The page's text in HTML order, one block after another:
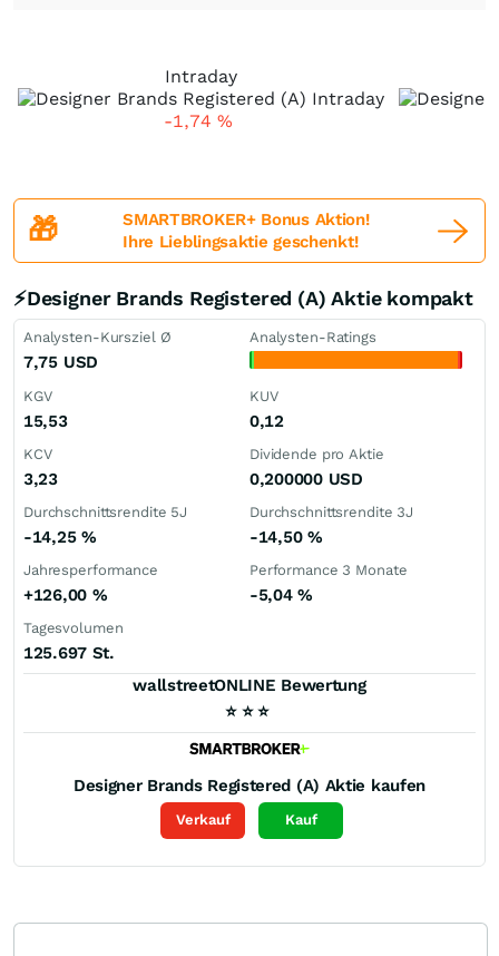
Intraday
-1,74 %
🎁
SMARTBROKER+ Bonus Aktion!
Ihre Lieblingsaktie geschenkt!
⚡Designer Brands Registered (A) Aktie kompakt
Analysten-Kursziel Ø
7,75 USD
Analysten-Ratings
KGV
15,53
KUV
0,12
KCV
3,23
Dividende pro Aktie
0,200000 USD
Durchschnittsrendite 5J
-14,25 %
Durchschnittsrendite 3J
-14,50 %
Jahresperformance
+126,00 %
Performance 3 Monate
-5,04%
Tagesvolumen
125.697 St.
wallstreetONLINE Bewertung
⭐ ⭐ ⭐
Designer Brands Registered (A) Aktie kaufen
Verkauf Kauf